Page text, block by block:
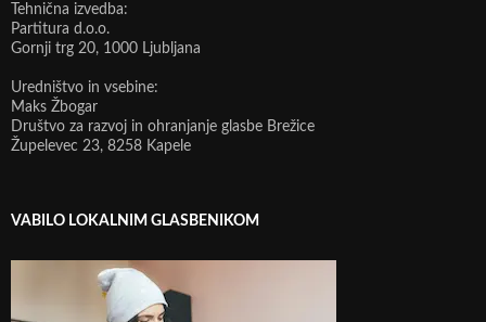
Tehnična izvedba:
Partitura d.o.o.
Gornji trg 20, 1000 Ljubljana
Uredništvo in vsebine:
Maks Žbogar
Društvo za razvoj in ohranjanje glasbe Brežice
Župelevec 23, 8258 Kapele
VABILO LOKALNIM GLASBENIKOM